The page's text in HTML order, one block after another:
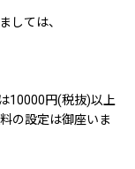
しては、
10000円(税抜)以上
の設定は御座いま